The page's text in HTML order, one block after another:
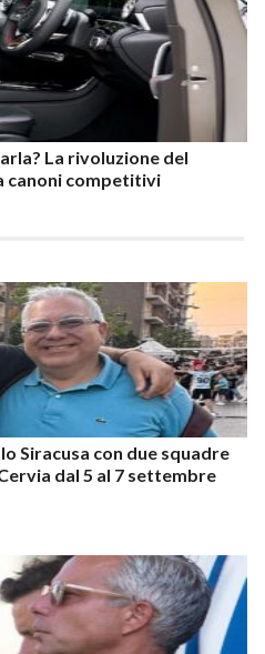
La rivoluzione del
canoni competitivi
Siracusa con due squadre
dal 5 al 7 settembre